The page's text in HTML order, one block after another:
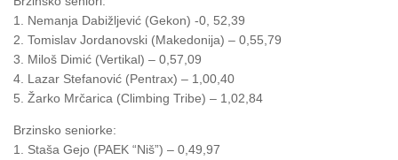
1. Nemanja Dabižljević (Gekon) -0, 52,39
2. Tomislav Jordanovski (Makedonija) – 0,55,79
3. Miloš Dimić (Vertikal) – 0,57,09
4. Lazar Stefanović (Pentrax) – 1,00,40
5. Žarko Mrčarica (Climbing Tribe) – 1,02,84
Brzinsko seniorke:
1. Staša Gejo (PAEK “Niš”) – 0,49,97